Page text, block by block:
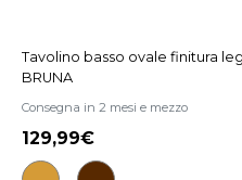
Tavolino basso ovale finitura
BRUNA
Consegna in 2 mesi e mezzo
129,99